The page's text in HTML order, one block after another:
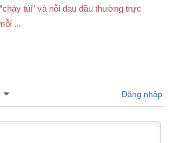
túi” và nỗi đau đầu thường trực
...
Đăng nhập